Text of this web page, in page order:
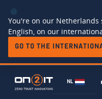
You're on our Netherlands
English, on our
GO TO THE
NL